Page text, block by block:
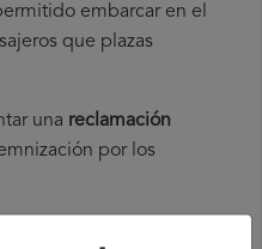
embarcar en el
que plazas
una reclamación
por los